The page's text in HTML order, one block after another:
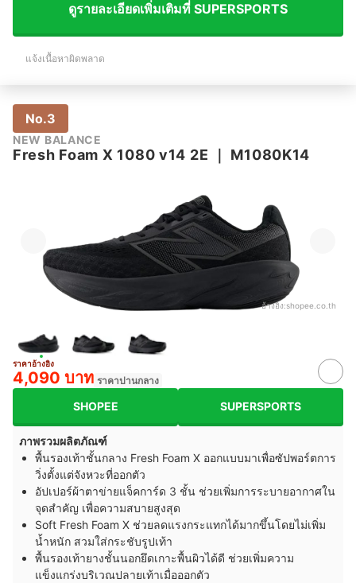
ดูรายละเอียดเพิ่มเติมที่ SUPERSPORTS
แจ้งเนื้อหาผิดพลาด
No.3
NEW BALANCE
Fresh Foam X 1080 v14 2E M1080K14
อ้างอิง:shopee.co.th
ราคาอ้างอิง
4,090 บาท ราคาปานกลาง
SHOPEE SUPERSPORTS
ภาพรวมผลิตภัณฑ์
พื้นรองเท้าชั้นกลาง Fresh Foam X ออกแบบมาเพื่อซัปพอร์ตการ
วิ่งตั้งแต่จังหวะที่ออกตัว
อัปเปอร์ผ้าตาข่ายแจ็คการ์ด 3 ชั้น ช่วยเพิ่มการระบายอากาศใน
จุดสำคัญ เพื่อความสบายสูงสุด
Soft Fresh Foam X ช่วยลดแรงกระแทกได้มากขึ้นโดยไม่เพิ่ม
น้ำหนัก สวมใส่กระชับรูปเท้า
พื้นรองเท้ายางชั้นนอกยึดเกาะพื้นผิวได้ดี ช่วยเพิ่มความ
แข็งแกร่งบริเวณปลายเท้าเมื่อออกตัว